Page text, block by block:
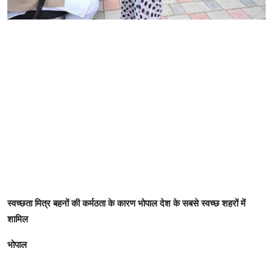
स्वच्छता मित्र बहनों की कर्मठता के कारण भोपाल देश के सबसे स्वच्छ शहरों में
शामिल
भोपाल